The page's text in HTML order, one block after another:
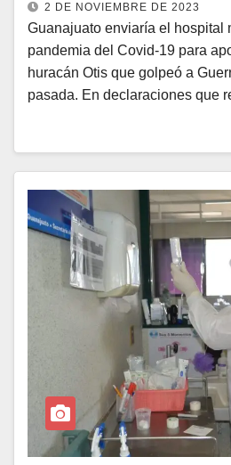
2 DE NOVIEMBRE DE 2023
Guanajuato enviaría el hospital
pandemia del Covid-19 para
huracán Otis que golpeó a
pasada. En declaraciones que